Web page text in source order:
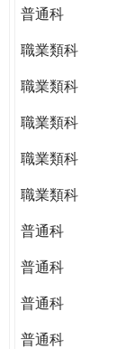
普通科
職業類科
職業類科
職業類科
職業類科
職業類科
普通科
普通科
普通科
普通科